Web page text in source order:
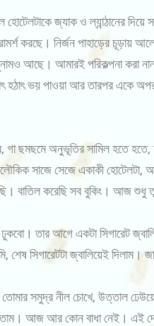
জ্যাক ও ল্যান্ঠানের
করছে। নির্জন পাহাড়ের চূড়ায়
আমারই পরিকল্পনা করা নানা
হঠাৎ ভয় পাওয়া আর তারপর একে
ছমছমে অনুভূতির সামিল হতে হতে,
সাজে সেজে একাকী
বাতিল করেছি সব বুকিং। আজ
তার আগে একটা সিগারেট
শেষ সিগারেটটা জ্বালিয়েই
সমুদ্র নীল চোখে, উত্তাল
আজ আর কোন বাধা নেই। এই